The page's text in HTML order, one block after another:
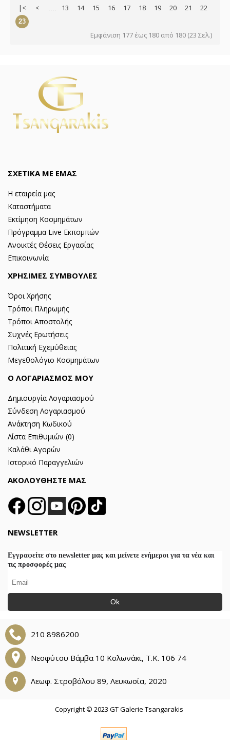
|< < .... 13 14 15 16 17 18 19 20 21 22
23
Εμφάνιση 177 έως 180 από 180 (23 Σελ.)
ΣΧΕΤΙΚΑ ΜΕ ΕΜΑΣ
Η εταιρεία μας
Καταστήματα
Εκτίμηση Κοσμημάτων
Πρόγραμμα Live Εκπομπών
Ανοικτές Θέσεις Εργασίας
Επικοινωνία
ΧΡΗΣΙΜΕΣ ΣΥΜΒΟΥΛΕΣ
Όροι Χρήσης
Τρόποι Πληρωμής
Τρόποι Αποστολής
Συχνές Ερωτήσεις
Πολιτική Εχεμύθειας
Μεγεθολόγιο Κοσμημάτων
Ο ΛΟΓΑΡΙΑΣΜΟΣ ΜΟΥ
Δημιουργία Λογαριασμού
Σύνδεση Λογαριασμού
Ανάκτηση Κωδικού
Λίστα Επιθυμιών (0)
Καλάθι Αγορών
Ιστορικό Παραγγελιών
ΑΚΟΛΟΥΘΗΣΤΕ ΜΑΣ
NEWSLETTER
Εγγραφείτε στο newsletter μας και μείνετε ενήμεροι για τα νέα και
τις προσφορές μας
Ok
210 8986200
Νεοφύτου Βάμβα 10 Κολωνάκι, Τ.Κ. 106 74
Λεωφ. Στροβόλου 89, Λευκωσία, 2020
Copyright © 2023 GT Galerie Tsangarakis